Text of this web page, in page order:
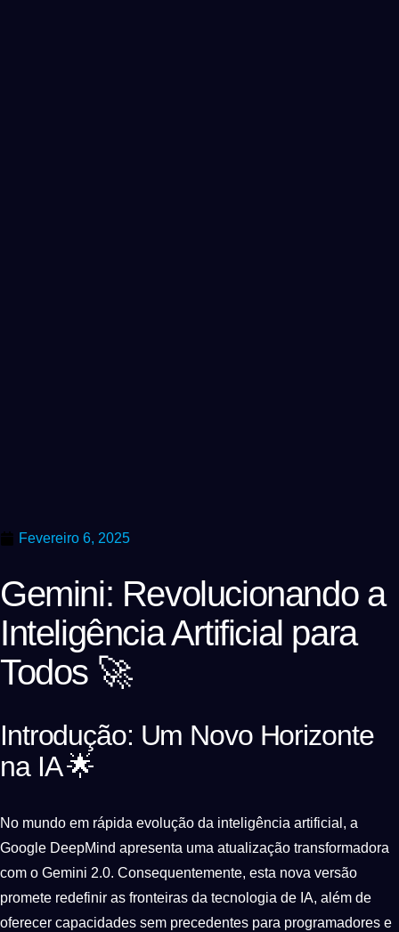
Fevereiro 6, 2025
Gemini: Revolucionando a
Inteligência Artificial para
Todos 🚀
Introdução: Um Novo Horizonte
na IA 🌟
No mundo em rápida evolução da inteligência artificial, a
Google DeepMind apresenta uma atualização transformadora
com o Gemini 2.0. Consequentemente, esta nova versão
promete redefinir as fronteiras da tecnologia de IA, além de
oferecer capacidades sem precedentes para programadores e